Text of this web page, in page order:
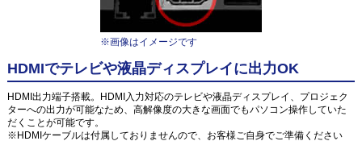
※画像はイメージです
HDMIでテレビや液晶ディスプレイに出力OK
HDMI出力端子搭載。HDMI入力対応のテレビや液晶ディスプレイ、プロジェク
ターへの出力が可能なため、高解像度の大きな画面でもパソコン操作していた
だくことが可能です。
※HDMIケーブルは付属しておりませんので、お客様ご自身でご準備ください